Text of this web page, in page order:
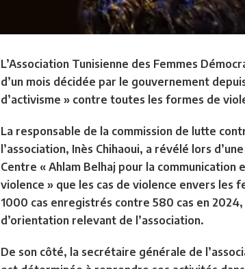
L’Association Tunisienne des Femmes
d’un mois décidée par le gouvernement
d’activisme » contre toutes les formes de
La responsable de la commission de lutte
l’association, Inès Chihaoui, a révélé lors
Centre « Ahlam Belhaj pour la
violence » que les cas de violence envers les
1000 cas enregistrés contre 580 cas en
d’orientation relevant de l’association.
De son côté, la secrétaire générale de